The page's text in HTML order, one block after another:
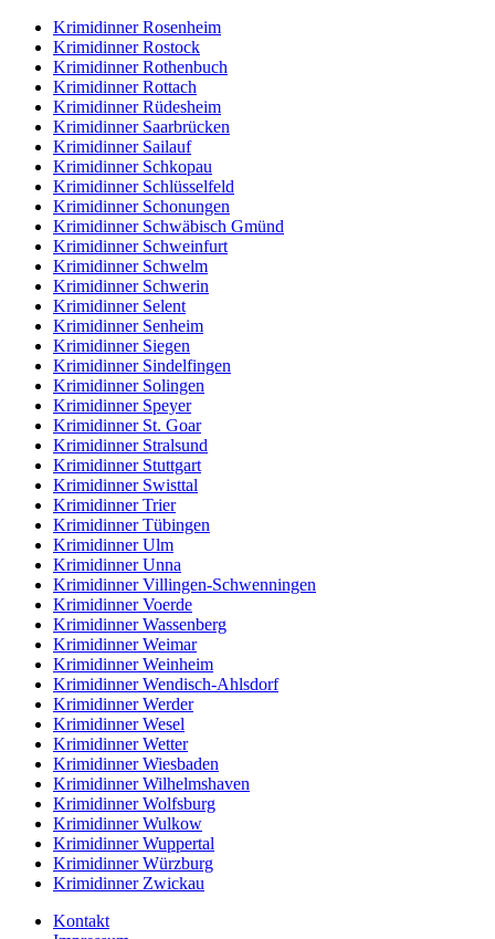
Krimidinner Rosenheim
Krimidinner Rostock
Krimidinner Rothenbuch
Krimidinner Rottach
Krimidinner Rüdesheim
Krimidinner Saarbrücken
Krimidinner Sailauf
Krimidinner Schkopau
Krimidinner Schlüsselfeld
Krimidinner Schonungen
Krimidinner Schwäbisch Gmünd
Krimidinner Schweinfurt
Krimidinner Schwelm
Krimidinner Schwerin
Krimidinner Selent
Krimidinner Senheim
Krimidinner Siegen
Krimidinner Sindelfingen
Krimidinner Solingen
Krimidinner Speyer
Krimidinner St. Goar
Krimidinner Stralsund
Krimidinner Stuttgart
Krimidinner Swisttal
Krimidinner Trier
Krimidinner Tübingen
Krimidinner Ulm
Krimidinner Unna
Krimidinner Villingen-Schwenningen
Krimidinner Voerde
Krimidinner Wassenberg
Krimidinner Weimar
Krimidinner Weinheim
Krimidinner Wendisch-Ahlsdorf
Krimidinner Werder
Krimidinner Wesel
Krimidinner Wetter
Krimidinner Wiesbaden
Krimidinner Wilhelmshaven
Krimidinner Wolfsburg
Krimidinner Wulkow
Krimidinner Wuppertal
Krimidinner Würzburg
Krimidinner Zwickau
Kontakt